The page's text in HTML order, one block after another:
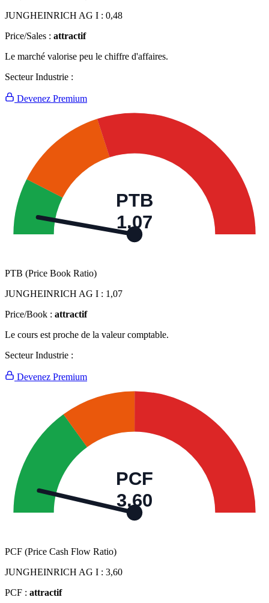
JUNGHEINRICH AG I : 0,48
Price/Sales : attractif
Le marché valorise peu le chiffre d'affaires.
Secteur Industrie :
Devenez Premium
PTB
1,07
PTB (Price Book Ratio)
JUNGHEINRICH AG I : 1,07
Price/Book : attractif
Le cours est proche de la valeur comptable.
Secteur Industrie :
Devenez Premium
PCF
3,60
PCF (Price Cash Flow Ratio)
JUNGHEINRICH AG I : 3,60
PCF : attractif